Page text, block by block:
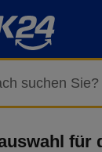
suchen Sie?
für